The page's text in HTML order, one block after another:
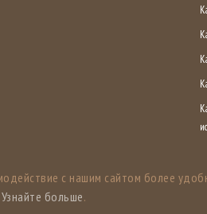
с нашим сайтом более
Узнайте больше.